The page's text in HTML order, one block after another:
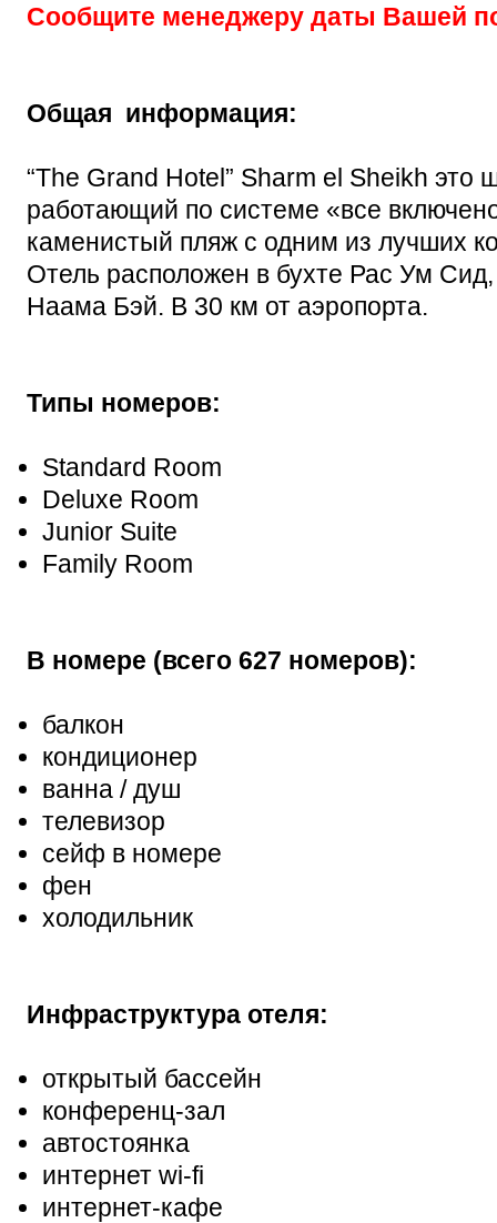
Сообщите менеджеру даты Вашей
Общая информация:
“The Grand Hotel” Sharm el Sheikh это
работающий по системе «все
каменистый пляж с одним из лучших
Отель расположен в бухте Рас Ум
Наама Бэй. В 30 км от аэропорта.
Типы номеров:
Standard Room
Deluxe Room
Junior Suite
Family Room
В номере (всего 627 номеров):
балкон
кондиционер
ванна / душ
телевизор
сейф в номере
фен
холодильник
Инфраструктура отеля:
открытый бассейн
конференц-зал
автостоянка
интернет wi-fi
интернет-кафе